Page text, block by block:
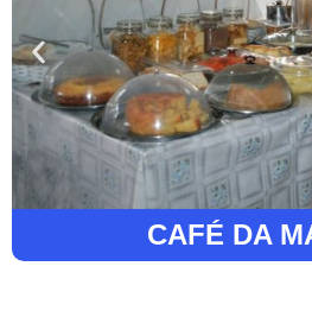
CAFÉ DA